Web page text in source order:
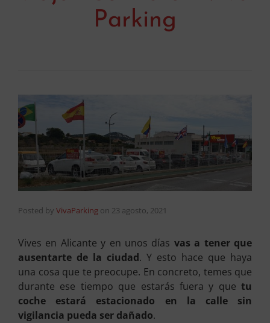
Parking
Posted by VivaParking on 23 agosto, 2021
Vives en Alicante y en unos días vas a tener que
ausentarte de la ciudad. Y esto hace que haya
una cosa que te preocupe. En concreto, temes que
durante ese tiempo que estarás fuera y que tu
coche estará estacionado en la calle sin
vigilancia pueda ser dañado.